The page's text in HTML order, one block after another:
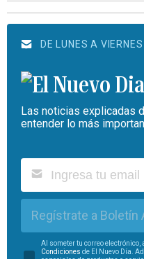
DE LUNES A VIERNES
Las noticias explicadas
entender lo más
Regístrate a Boletín
Al someter tu correo electrónico,
Condiciones de El Nuevo Día.